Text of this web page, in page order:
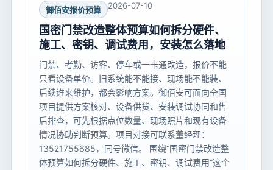
御佰安报价预算 2026-07-10
国密门禁改造整体预算如何拆分硬件、
施工、密钥、调试费用，安装怎么落地
门禁、考勤、访客、停车或一卡通改造，报价不能
只看设备单价。旧系统能不能接、现场能不能装、
后续谁来维护，都会影响方案。御佰安可面向全国
项目提供方案核对、设备供货、安装调试协同和售
后排查，可先根据点位数量、现场照片和现有设备
情况协助判断预算。项目对接可联系董经理：
13521755685，同号微信。 围绕“国密门禁改造整
体预算如何拆分硬件、施工、密钥、调试费用”这个